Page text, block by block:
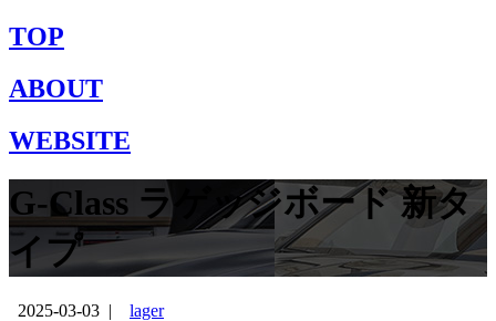
TOP
ABOUT
WEBSITE
G-Class ラゲッジボード 新タ
イプ
2025-03-03 | lager